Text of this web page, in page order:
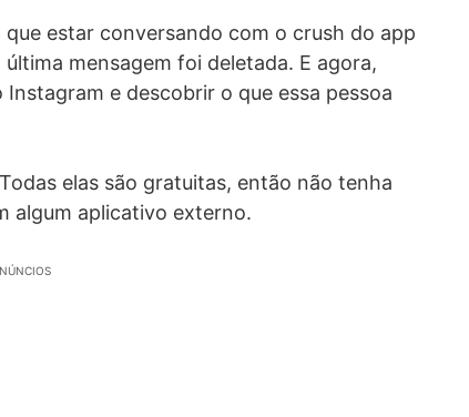
estar conversando com o crush do app
mensagem foi deletada. E agora,
e descobrir o que essa pessoa
elas são gratuitas, então não tenha
algum aplicativo externo.